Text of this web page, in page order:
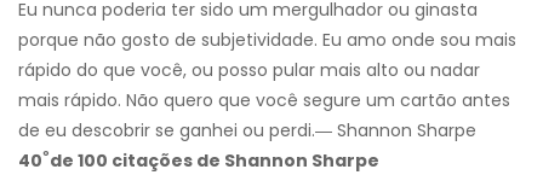
Eu nunca poderia ter sido um mergulhador ou ginasta
porque não gosto de subjetividade. Eu amo onde sou mais
rápido do que você, ou posso pular mais alto ou nadar
mais rápido. Não quero que você segure um cartão antes
de eu descobrir se ganhei ou perdi.― Shannon Sharpe
40ºde 100 citações de Shannon Sharpe